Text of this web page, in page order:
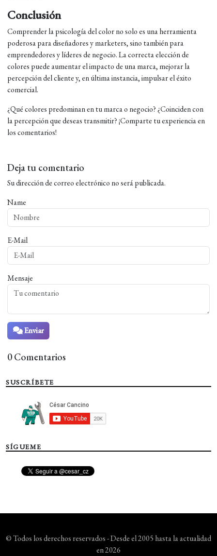
Conclusión
Comprender la psicología del color no solo es una herramienta
poderosa para diseñadores y marketers, sino también para
emprendedores y líderes de negocio. La correcta elección de
colores puede aumentar el impacto de una marca, mejorar la
percepción del cliente y, en última instancia, impulsar el éxito
comercial.
¿Qué colores predominan en tu marca o negocio? ¿Coinciden con
la percepción que deseas transmitir? ¡Comparte tu experiencia en
los comentarios!
Deja tu comentario
Su dirección de correo electrónico no será publicada.
Name
E-Mail
Mensaje
Enviar
0 Comentarios
SUSCRÍBETE
SÍGUEME
© Todos los derechos reservados - Desde el 2005 hasta la actualidad
en 2026